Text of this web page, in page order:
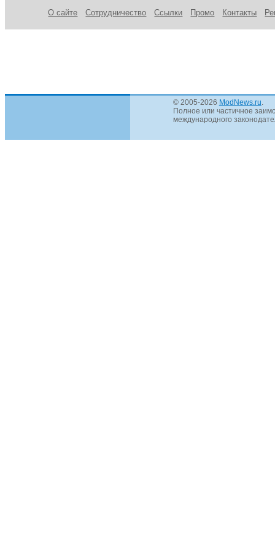
О сайте Сотрудничество Ссылки Промо Контакты
© 2005-2026 ModNews.ru
Полное или частичное
международного